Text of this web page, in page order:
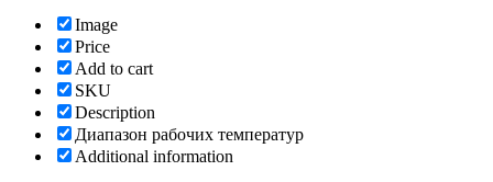
Image
Price
Add to cart
SKU
Description
Диапазон рабочих температур
Additional information